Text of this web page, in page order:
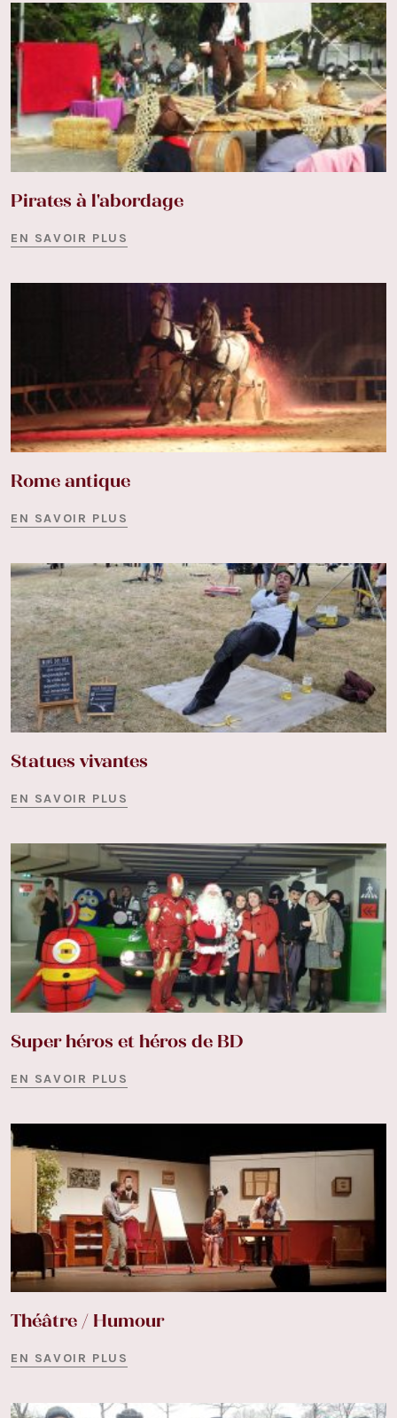
Pirates à l'abordage
EN SAVOIR PLUS
Rome antique
EN SAVOIR PLUS
Statues vivantes
EN SAVOIR PLUS
Super héros et héros de BD
EN SAVOIR PLUS
Théâtre / Humour
EN SAVOIR PLUS